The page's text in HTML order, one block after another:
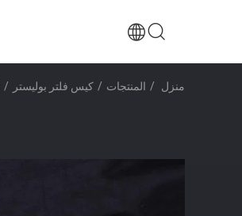
منزل / المنتجات / كيس فلتر بوليستر /